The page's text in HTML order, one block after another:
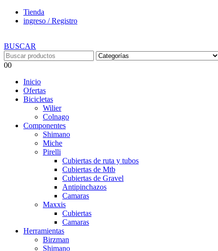
Tienda
ingreso / Registro
BUSCAR
00
Inicio
Ofertas
Bicicletas
Wilier
Colnago
Componentes
Shimano
Miche
Pirelli
Cubiertas de ruta y tubos
Cubiertas de Mtb
Cubiertas de Gravel
Antipinchazos
Camaras
Maxxis
Cubiertas
Camaras
Herramientas
Birzman
Shimano